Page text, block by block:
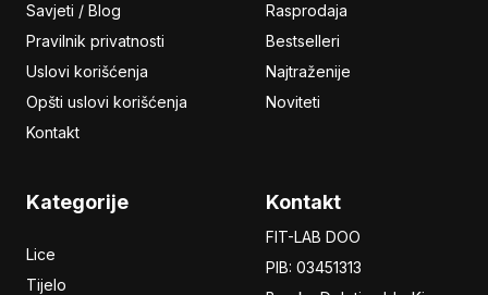
Savjeti / Blog
Pravilnik privatnosti
Uslovi korišćenja
Opšti uslovi korišćenja
Kontakt
Rasprodaja
Bestselleri
Najtraženije
Noviteti
Kategorije
Lice
Tijelo
Kontakt
FIT-LAB DOO
PIB: 03451313